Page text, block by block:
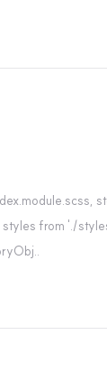
styles from './